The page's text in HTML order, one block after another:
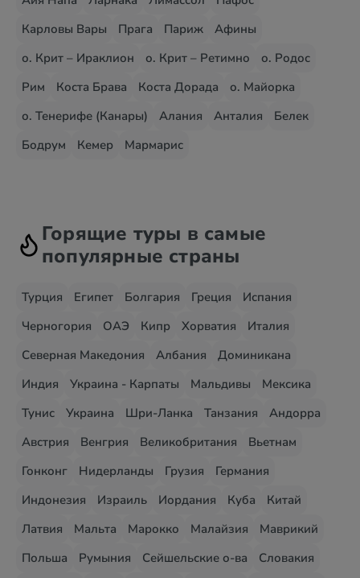
Карловы Вары
Прага Париж
Афины
о. Крит – Ираклион
о. Крит – Ретимно
о. Родос
Рим
Коста Брава Коста Дорада
о. Майорка
о. Тенерифе (Канары)
Алания Анталия
Белек
Бодрум
Кемер Мармарис
Горящие туры в самые
популярные страны
Турция Египет Болгария Греция
Испания
Черногория
ОАЭ Кипр Хорватия
Италия
Северная Македония
Албания
Доминикана
Индия
Украина - Карпаты Мальдивы
Мексика
Тунис
Украина Шри-Ланка Танзания
Андорра
Австрия
Венгрия Великобритания
Вьетнам
Гонконг
Нидерланды Грузия
Германия
Индонезия
Израиль Иордания Куба
Китай
Латвия
Мальта Марокко Малайзия
Маврикий
Польша
Румыния Сейшельские о-ва
Словакия